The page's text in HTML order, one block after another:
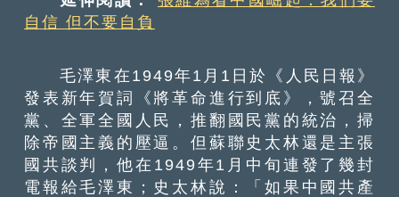
自信 但不要自負
毛澤東在1949年1月1日於《人民日報》
發表新年賀詞《將革命進行到底》，號召全
黨、全軍全國人民，推翻國民黨的統治，掃
除帝國主義的壓逼。但蘇聯史太林還是主張
國共談判，他在1949年1月中旬連發了幾封
電報給毛澤東；史太林說：「如果中國共產